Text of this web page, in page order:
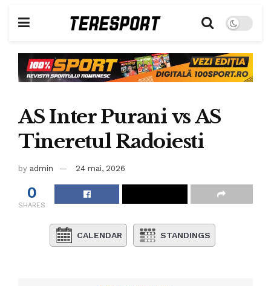
AS Inter Purani vs AS
Tineretul Radoiesti
by admin 24 mai, 2026
0
SHARES
CALENDAR STANDINGS